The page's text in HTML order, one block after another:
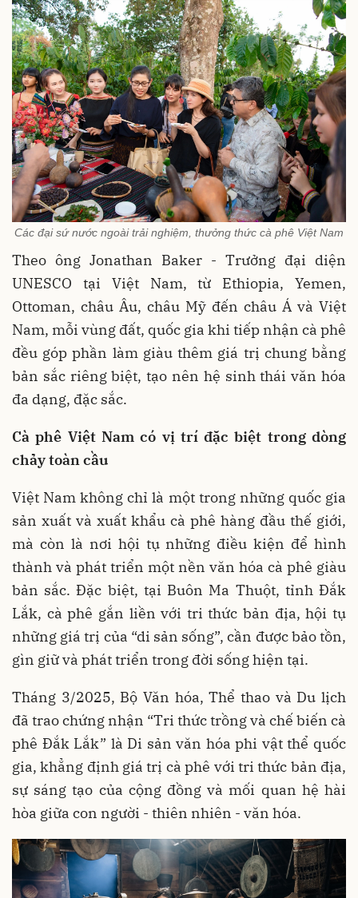
Các đại sứ nước ngoài trải nghiệm, thưởng thức cà phê Việt Nam
Theo ông Jonathan Baker - Trưởng đại diện
UNESCO tại Việt Nam, từ Ethiopia, Yemen,
Ottoman, châu Âu, châu Mỹ đến châu Á và Việt
Nam, mỗi vùng đất, quốc gia khi tiếp nhận cà phê
đều góp phần làm giàu thêm giá trị chung bằng
bản sắc riêng biệt, tạo nên hệ sinh thái văn hóa
đa dạng, đặc sắc.
Cà phê Việt Nam có vị trí đặc biệt trong dòng
chảy toàn cầu
Việt Nam không chỉ là một trong những quốc gia
sản xuất và xuất khẩu cà phê hàng đầu thế giới,
mà còn là nơi hội tụ những điều kiện để hình
thành và phát triển một nền văn hóa cà phê giàu
bản sắc. Đặc biệt, tại Buôn Ma Thuột, tỉnh Đắk
Lắk, cà phê gắn liền với tri thức bản địa, hội tụ
những giá trị của “di sản sống”, cần được bảo tồn,
gìn giữ và phát triển trong đời sống hiện tại.
Tháng 3/2025, Bộ Văn hóa, Thể thao và Du lịch
đã trao chứng nhận “Tri thức trồng và chế biến cà
phê Đắk Lắk” là Di sản văn hóa phi vật thể quốc
gia, khẳng định giá trị cà phê với tri thức bản địa,
sự sáng tạo của cộng đồng và mối quan hệ hài
hòa giữa con người - thiên nhiên - văn hóa.